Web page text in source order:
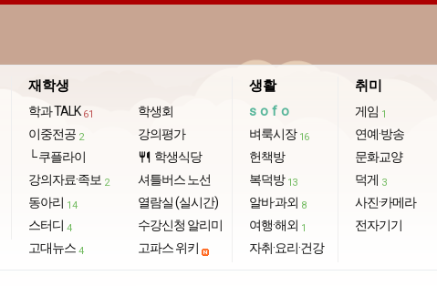
재학생
학과 TALK 61
이중전공 2
└ 쿠플라이
강의자료·족보 2
동아리 14
스터디 4
고대뉴스 4
학생회
강의평가
restaurant 학생식당
셔틀버스 노선
열람실 (실시간)
수강신청 알리미
고파스 위키
생활
sofo
벼룩시장 16
헌책방
복덕방 13
알바·과외 8
여행·해외 1
자취·요리·건강
취미
게임 1
연예·방송
문화교양
덕게 3
사진·카메라
전자기기